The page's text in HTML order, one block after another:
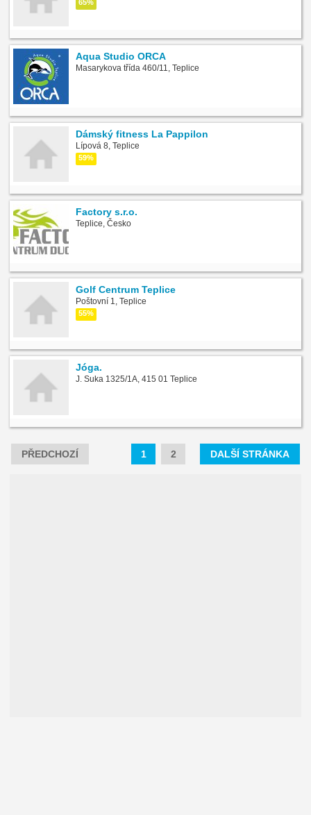
65%
Aqua Studio ORCA
Masarykova třída 460/11, Teplice
Dámský fitness La Pappilon
Lípová 8, Teplice
59%
Factory s.r.o.
Teplice, Česko
Golf Centrum Teplice
Poštovní 1, Teplice
55%
Jóga.
J. Suka 1325/1A, 415 01 Teplice
PŘEDCHOZÍ 1 2 DALŠÍ STRÁNKA